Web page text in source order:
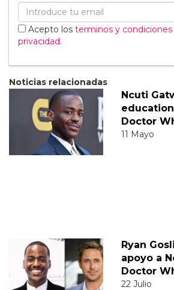
Acepto los terminos y condiciones
privacidad.
Noticias relacionadas
Ncuti
Doctor
11 Mayo
Ryan
apoyo a
Doctor
22 Julio